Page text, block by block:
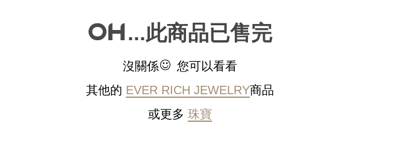
...此商品已售完
沒關係
您可以看看
其他的 EVER RICH JEWELRY商品
或更多 珠寶